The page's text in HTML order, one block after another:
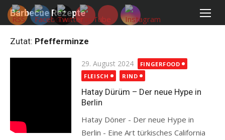
Skip
Barbecue Rezepte
Zutat: Pfefferminze
Posted
on
29. August 2024
FINGERFOOD
FLEISCH
RIND
Hatay Dürüm – Der neue Hype in
Berlin
Hatay Döner - Der neue Hype in
Berlin - Eine Art türkisches California